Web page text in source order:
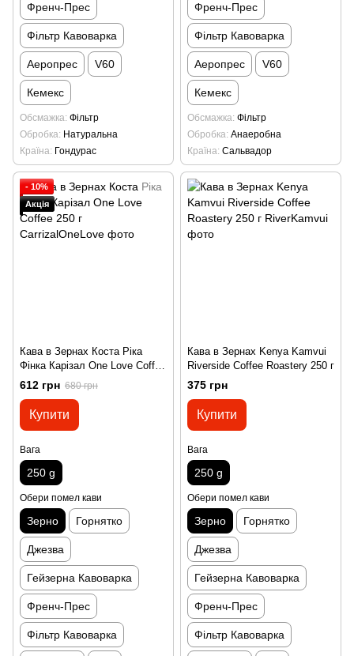
Френч-Прес
Фільтр Кавоварка
Аеропрес V60
Кемекс
Обсмажка Фільтр
Обробка Натуральна
Країна Гондурас
Френч-Прес
Фільтр Кавоварка
Аеропрес V60
Кемекс
Обсмажка Фільтр
Обробка Анаеробна
Країна Сальвадор
- 10%
Акція
Кава в Зернах Коста Ріка
Фінка Карізал One Love Coffee
250 г
612 грн 680 грн
Купити
Вага
250 g
Обери помел кави
Зерно Горнятко
Джезва
Гейзерна Кавоварка
Френч-Прес
Фільтр Кавоварка
Кава в Зернах Kenya Kamvui
Riverside Coffee Roastery 250 г
375 грн
Купити
Вага
250 g
Обери помел кави
Зерно Горнятко
Джезва
Гейзерна Кавоварка
Френч-Прес
Фільтр Кавоварка